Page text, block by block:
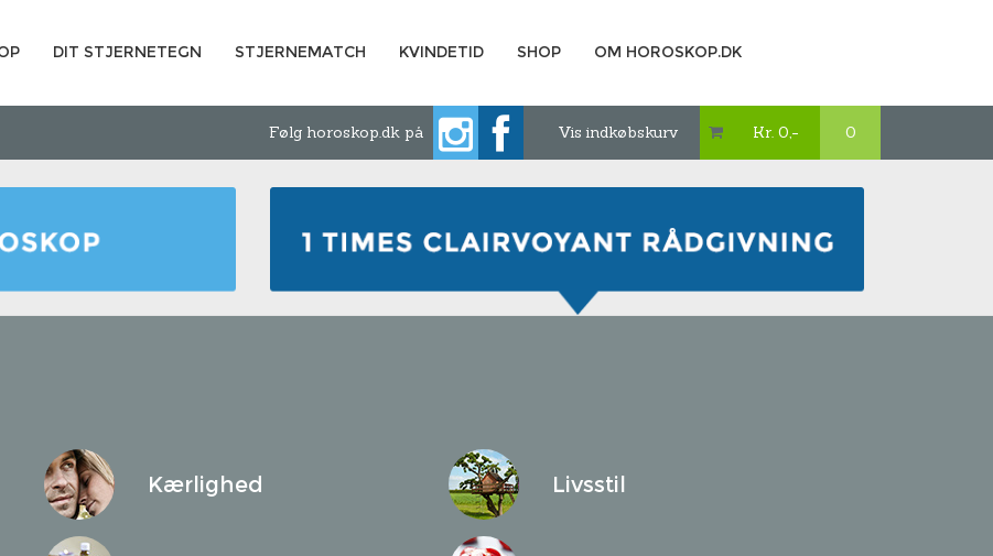
DIT STJERNETEGN STJERNEMATCH KVINDETID SHOP OM HOROSKOP.DK
Følg horoskop.dk på Vis indkøbskurv  Kr. 0,- 0
Kærlighed Livsstil